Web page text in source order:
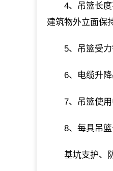
4、吊篮长
建筑物外立面保
5、吊篮受
6、电缆升
7、吊篮使用
8、每具吊
基坑支护、